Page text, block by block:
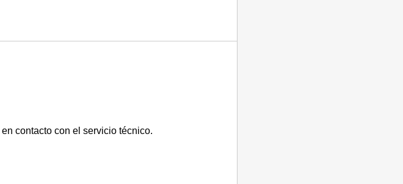
contacto con el servicio técnico.